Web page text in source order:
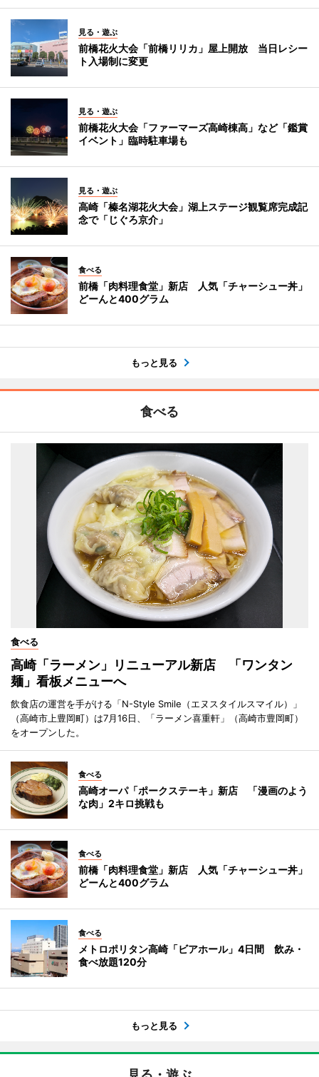
見る・遊ぶ
前橋花火大会「前橋リリカ」屋上開放 当日レシー
ト入場制に変更
見る・遊ぶ
前橋花火大会「ファーマーズ高崎棟高」など「鑑賞
イベント」臨時駐車場も
見る・遊ぶ
高崎「榛名湖花火大会」湖上ステージ観覧席完成記
念で「じぐろ京介」
食べる
前橋「肉料理食堂」新店 人気「チャーシュー丼」
どーんと400グラム
もっと見る
食べる
食べる
高崎「ラーメン」リニューアル新店 「ワンタン
麺」看板メニューへ
飲食店の運営を手がける「N-Style Smile（エヌスタイルスマイル）」
（高崎市上豊岡町）は7月16日、「ラーメン喜重軒」（高崎市豊岡町）
をオープンした。
食べる
高崎オーパ「ポークステーキ」新店 「漫画のよう
な肉」2キロ挑戦も
食べる
前橋「肉料理食堂」新店 人気「チャーシュー丼」
どーんと400グラム
食べる
メトロポリタン高崎「ビアホール」4日間 飲み・
食べ放題120分
もっと見る